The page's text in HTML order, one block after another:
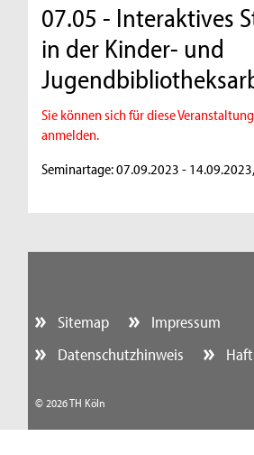
07.05 - Interaktives
in der Kinder- und
Sie können sich für diese
anmelden.
Seminartage: 07.09.2023 -
Sitemap
Impressum
Datenschutzhinweis
© 2026 TH Köln